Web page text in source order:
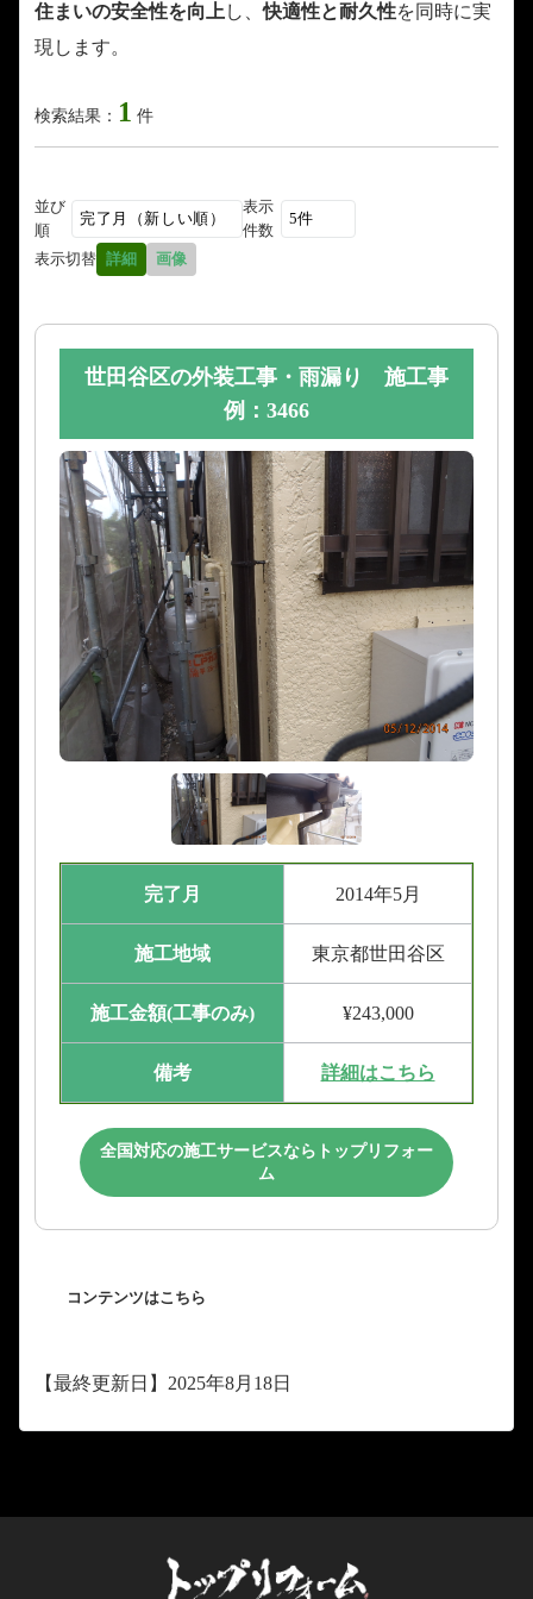
住まいの安全性を向上 し、快適性と耐久性を同時に実
現します。
検索結果： 1 件
並び
順
表示
件数
表示切替 詳細 画像
世田谷区の外装工事・雨漏り 施工事
例：3466
完了月 2014年5月
施工地域 東京都世田谷区
施工金額(工事のみ) ¥243,000
備考 詳細はこちら
全国対応の施工サービスならトップリフォー
ム
コンテンツはこちら
【最終更新日】2025年8月18日